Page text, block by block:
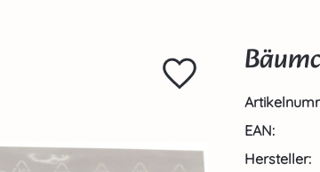
EAN:
Hersteller: